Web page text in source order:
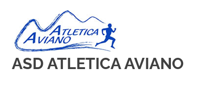
content
ASD ATLETICA AVIANO